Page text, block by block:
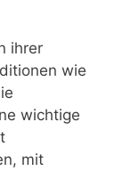
ihrer
wie
wichtige
mit